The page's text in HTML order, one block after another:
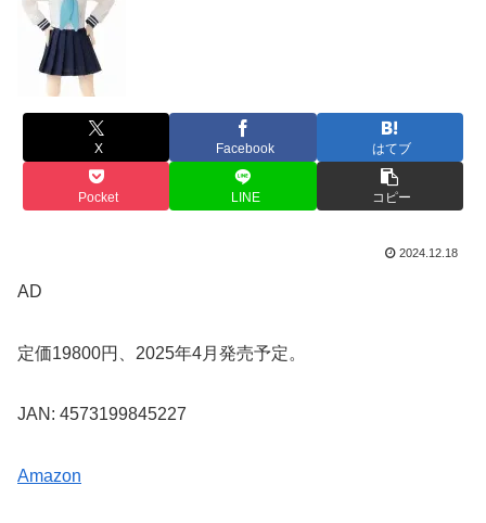
X Facebook はてブ
Pocket LINE コピー
2024.12.18
AD
定価19800円、2025年4月発売予定。
JAN: 4573199845227
Amazon